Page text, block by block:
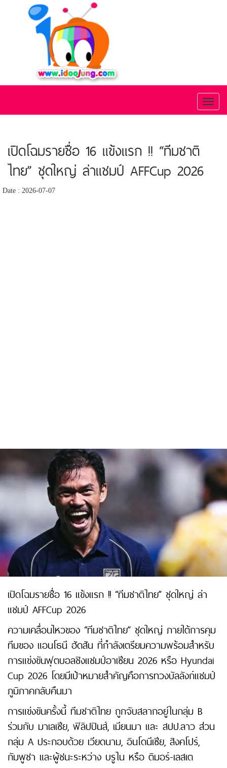
เปิดโฉมรายชื่อ 16 แข้งแรก !! “ทีมชาติ
ไทย” ชุดใหญ่ ล่าแชมป์ AFFCup 2026
Date : 2026-07-07
เปิดโฉมรายชื่อ 16 แข้งแรก !! “ทีมชาติไทย” ชุดใหญ่ ล่า
แชมป์ AFFCup 2026
ความเคลื่อนไหวของ “ทีมชาติไทย” ชุดใหญ่ ภายใต้การคุม
ทีมของ แอนโธนี ฮัดสัน ที่กำลังเตรียมความพร้อมสำหรับ
การแข่งขันฟุตบอลชิงแชมป์อาเซียน 2026 หรือ Hyundai
Cup 2026 โดยมีเป้าหมายสำคัญคือการทวงบัลลังก์แชมป์
ภูมิภาคกลับคืนมา
การแข่งขันครั้งนี้ ทีมชาติไทย ถูกจับสลากอยู่ในกลุ่ม B
ร่วมกับ มาเลเซีย, ฟิลิปปินส์, เมียนมา และ สปป.ลาว ส่วน
กลุ่ม A ประกอบด้วย เวียดนาม, อินโดนีเซีย, สิงคโปร์,
กัมพูชา และผู้ชนะระหว่าง บรูไน หรือ ติมอร์-เลสเต